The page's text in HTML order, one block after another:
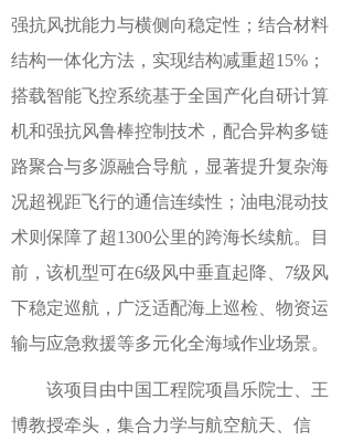
强抗风扰能力与横侧向稳定性；结合材料
结构一体化方法，实现结构减重超15%；
搭载智能飞控系统基于全国产化自研计算
机和强抗风鲁棒控制技术，配合异构多链
路聚合与多源融合导航，显著提升复杂海
况超视距飞行的通信连续性；油电混动技
术则保障了超1300公里的跨海长续航。目
前，该机型可在6级风中垂直起降、7级风
下稳定巡航，广泛适配海上巡检、物资运
输与应急救援等多元化全海域作业场景。
该项目由中国工程院项昌乐院士、王
博教授牵头，集合力学与航空航天、信